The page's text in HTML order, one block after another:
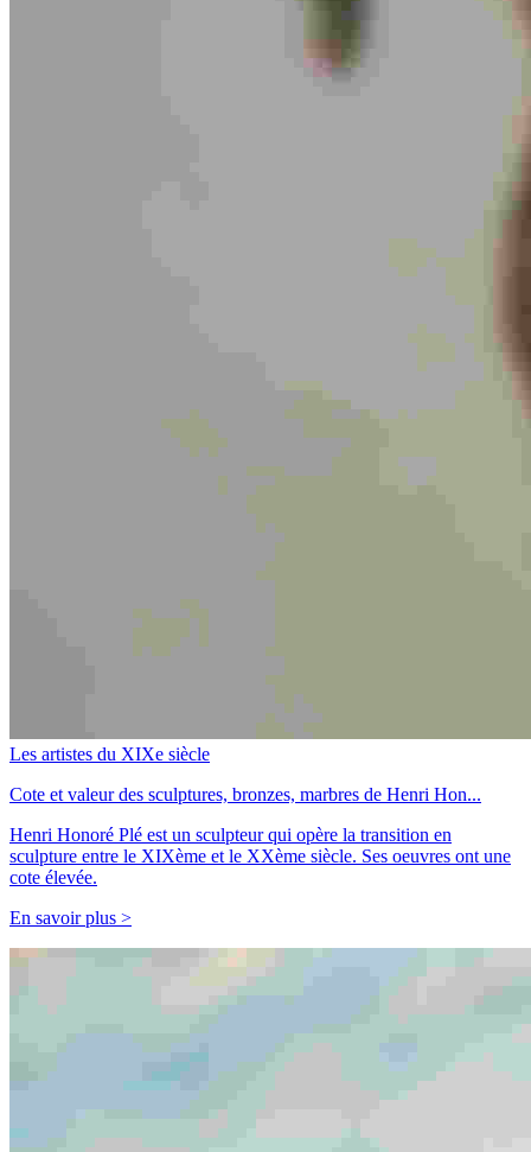
Les artistes du XIXe siècle
Cote et valeur des sculptures, bronzes, marbres de Henri Hon...
Henri Honoré Plé est un sculpteur qui opère la transition en
sculpture entre le XIXème et le XXème siècle. Ses oeuvres ont une
cote élevée.
En savoir plus >